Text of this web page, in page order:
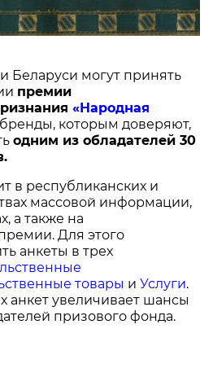
Беларуси могут принять
премии
«Народная
которым доверяют,
одним из обладателей 30
в республиканских и
массовой информации,
а также на
Для этого
анкеты в трех
товары иУслуги.
анкет увеличивает шансы
призового фонда.